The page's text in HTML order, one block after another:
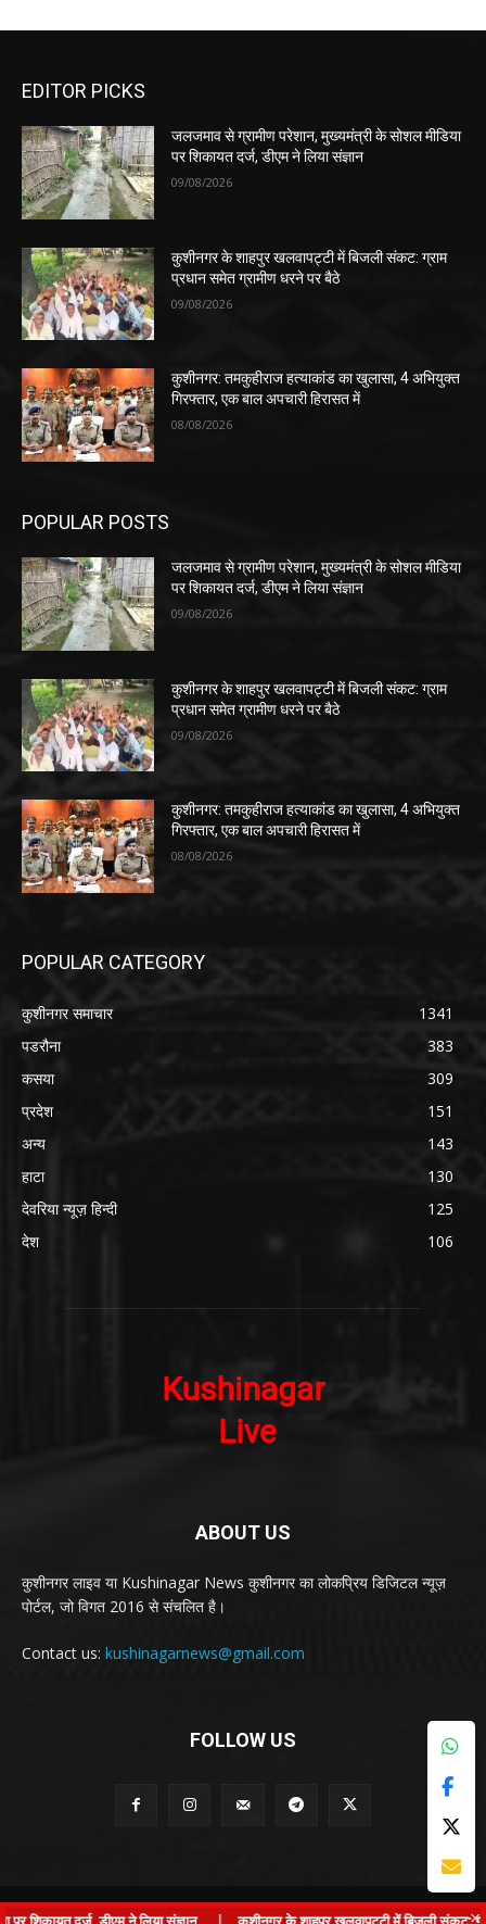
EDITOR PICKS
जलजमाव से ग्रामीण परेशान, मुख्यमंत्री के सोशल मीडिया
पर शिकायत दर्ज, डीएम ने लिया संज्ञान
09/08/2026
कुशीनगर के शाहपुर खलवापट्टी में बिजली संकट: ग्राम
प्रधान समेत ग्रामीण धरने पर बैठे
09/08/2026
कुशीनगर: तमकुहीराज हत्याकांड का खुलासा, 4 अभियुक्त
गिरफ्तार, एक बाल अपचारी हिरासत में
08/08/2026
POPULAR POSTS
जलजमाव से ग्रामीण परेशान, मुख्यमंत्री के सोशल मीडिया
पर शिकायत दर्ज, डीएम ने लिया संज्ञान
09/08/2026
कुशीनगर के शाहपुर खलवापट्टी में बिजली संकट: ग्राम
प्रधान समेत ग्रामीण धरने पर बैठे
09/08/2026
कुशीनगर: तमकुहीराज हत्याकांड का खुलासा, 4 अभियुक्त
गिरफ्तार, एक बाल अपचारी हिरासत में
08/08/2026
POPULAR CATEGORY
कुशीनगर समाचार
1341
पडरौना
383
कसया
309
प्रदेश
151
अन्य
143
हाटा
130
देवरिया न्यूज़ हिन्दी
125
देश
106
ABOUT US
कुशीनगर लाइव या Kushinagar News कुशीनगर का लोकप्रिय डिजिटल न्यूज़
पोर्टल, जो विगत 2016 से संचलित है।
Contact us: kushinagarnews@gmail.com
FOLLOW US
© Kushinagar Live - 2022 ×